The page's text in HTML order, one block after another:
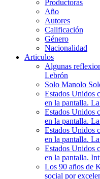
Productoras
Año
Autores
Calificación
Género
Nacionalidad
Articulos
Algunas
Lebrón
Solo Manolo
Estados Unidos
en la pantalla.
Estados Unidos
en la pantalla.
Estados Unidos
en la pantalla.
Estados Unidos
en la pantalla.
Los 90 años de
social por